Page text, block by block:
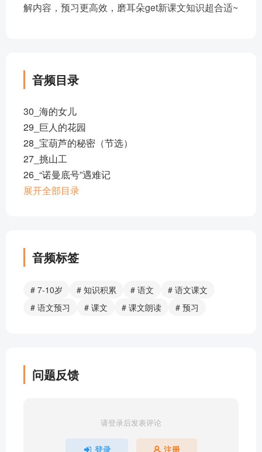
解内容，预习更高效，磨耳朵get新课文知识超合适~
音频目录
30_海的女儿
29_巨人的花园
28_宝葫芦的秘密（节选）
27_挑山工
26_“诺曼底号”遇难记
25_黄继光
21_小英雄雨来（节选）四
20_小英雄雨来（节选）三
19_小英雄雨来（节选）一、二
18_文言文二则
14_母鸡
13_猫
展开全部目录
音频标签
# 7-10岁 # 知识积累 # 语文
# 语文课文
# 语文预习
# 课文 # 课文朗读 # 预习
问题反馈
请登录后发表评论
登录 注册